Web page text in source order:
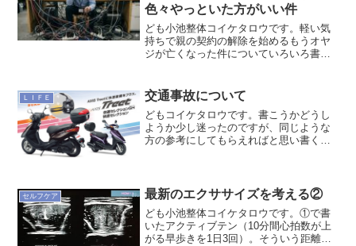
色々やっといた方がいい件
ども小池整体コイケタロウです。軽い気
持ちで親の契約の解除を始めるもうオヤ
ジが亡くなった件についていろいろ書く
らも起こるので、その中の一つについて
同じような年齢の方々に警...
ＬＩＦＥ 交通事故について
どもコイケタロウです。書こうかどうし
ようか少し迷ったのですが、同じような
方の参考にしてもらえればと思い書くこ
のすごい衝撃を受け、一瞬...
セルフケア 最新のエクササイズを考える②
ども小池整体コイケタロウです。①で書
いたアクティブテン（10分間心拍数が上
がる早歩きを1日3回）。そういう距離と